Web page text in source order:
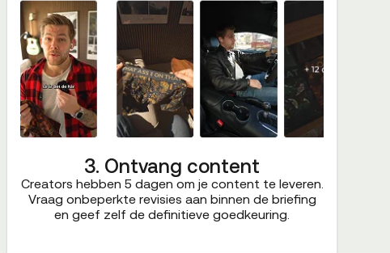
3. Ontvang content
Creators hebben 5 dagen om je content te leveren.
Vraag onbeperkte revisies aan binnen de briefing
en geef zelf de definitieve goedkeuring.